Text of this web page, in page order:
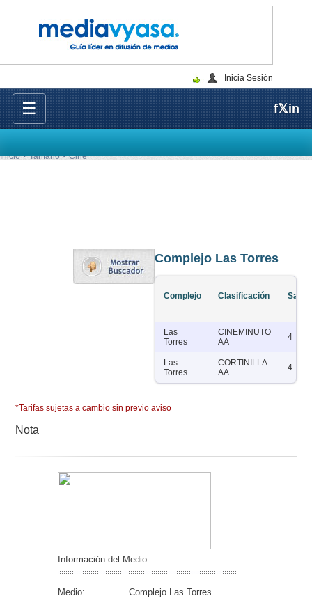
Inicia Sesión
☰ f𝕏in
Inicio Tarifario Cine
Complejo Las Torres
Complejo Clasificación Salas
Las
Torres
CINEMINUTO
AA
4
Las
Torres
CORTINILLA
AA
4
*Tarifas sujetas a cambio sin previo aviso
Nota
Información del Medio
Medio:
Complejo Las Torres